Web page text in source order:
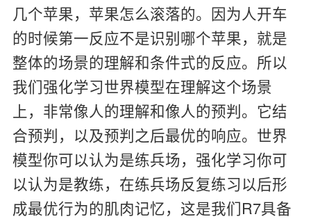
几个苹果，苹果怎么滚落的。因为人开车
的时候第一反应不是识别哪个苹果，就是
整体的场景的理解和条件式的反应。所以
我们强化学习世界模型在理解这个场景
上，非常像人的理解和像人的预判。它结
合预判，以及预判之后最优的响应。世界
模型你可以认为是练兵场，强化学习你可
以认为是教练，在练兵场反复练习以后形
成最优行为的肌肉记忆，这是我们R7具备